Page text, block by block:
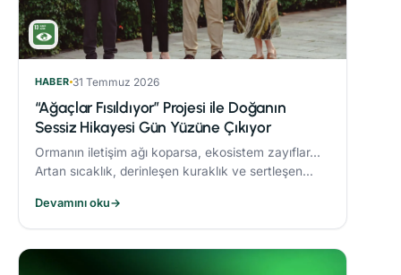
HABER 31 Temmuz 2026
“Ağaçlar Fısıldıyor” Projesi ile Doğanın
Sessiz Hikayesi Gün Yüzüne Çıkıyor
Ormanın iletişim ağı koparsa, ekosistem zayıflar...
Artan sıcaklık, derinleşen kuraklık ve sertleşen
getiriyor.
Devamını oku→